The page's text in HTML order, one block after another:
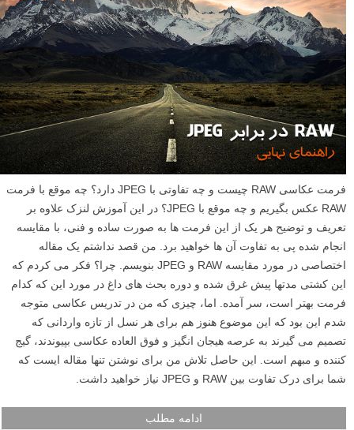
فرمت عکاسی RAW چیست و چه تفاوتی با JPEG دارد؟ چه موقع با فرمت
RAW عکس بگیریم و چه موقع با JPEG؟ در این آموزش لنزک علاوه بر
تعریف و توضیح هر یک از این فرمت ها به صورت ساده و فنی، با مقایسه
انجام شده پی به تفاوت آن ها خواهید برد. من قصد نداشتم یک مقاله
اختصاصی در مورد مقایسه RAW و JPEG بنویسم. چرا؟ فکر می کردم که
این کشتی مدتها پیش غرق شده و دوره بحث های داغ در مورد این که کدام
فرمت بهتر است، سر آمده. اما، چیزی که من در تدریس عکاسی متوجه
شدم این بود که این موضوع هنوز هم برای هر نسل از تازه واردانی که
تصمیم می گیرند به عرصه هیجان انگیز و فوق العاده عکاسی بپیوندند، گیج
کننده و مبهم است. این حاصل تلاش من برای نوشتن تنها مقاله ایست که
شما برای درک تفاوت بین RAW و JPEG نیاز خواهید داشت.
ادامه مطلب